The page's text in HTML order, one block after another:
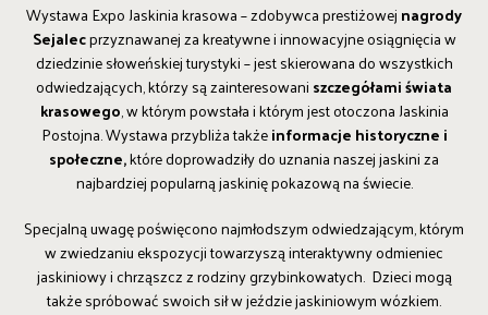
Wystawa Expo Jaskinia krasowa – zdobywca prestiżowej nagrody
Sejalecprzyznawanej za kreatywne i innowacyjne osiągnięcia w
dziedzinie słoweńskiej turystyki – jest skierowana do wszystkich
odwiedzających, którzy są zainteresowani szczegółami świata
krasowego, w którym powstała i którym jest otoczona Jaskinia
Postojna. Wystawa przybliża takżeinformacje historyczne i
społeczne,które doprowadziły do uznania naszej jaskini za
najbardziej popularną jaskinię pokazową na świecie.
Specjalną uwagę poświęcono najmłodszym odwiedzającym, którym
w zwiedzaniu ekspozycji towarzyszą interaktywny odmieniec
jaskiniowy i chrząszcz z rodziny grzybinkowatych. Dzieci mogą
także spróbować swoich sił w jeździe jaskiniowym wózkiem.